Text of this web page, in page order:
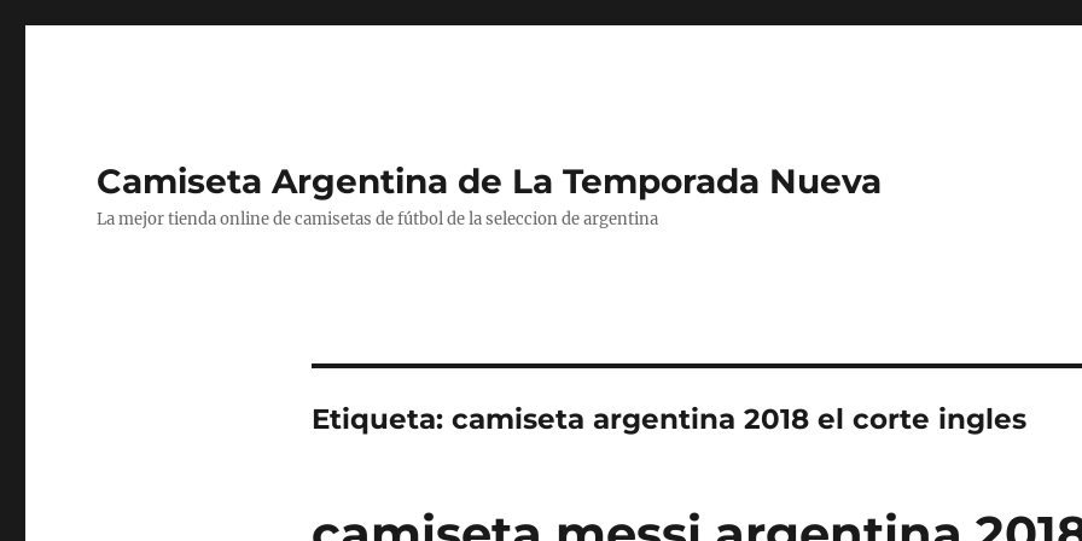
Camiseta Argentina de La Temporada Nueva
La mejor tienda online de camisetas de fútbol de la seleccion de argentina
Etiqueta: camiseta argentina 2018 el corte ingles